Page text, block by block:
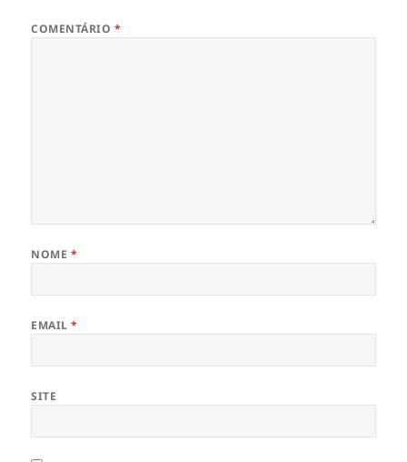
COMENTÁRIO *
NOME *
EMAIL*
SITE